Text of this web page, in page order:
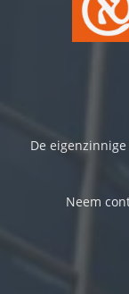
De
Neem